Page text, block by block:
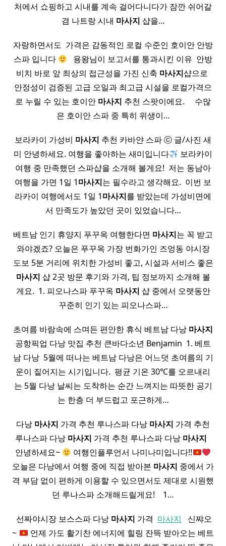
처에서 쇼핑하고 시내를 계속 걸어다니다가 잠깐 쉬어갈
겸 나트랑 시내 마사지 샵을…
자랑하면서도 ​ 가격은 감동적인 로컬 수준인 호이안 안방
스파 입니다
​ ​ 용왕님이 보고서를 통과시킨 이유 ​ 안방
비치 바로 앞 최상의 접근성을 가진 신축 마사지샵으로 ​
안정성이 검증된 고급 오일과 최고급 시설을 로컬가격으
로 누릴 수 있는 호이안 마사지 추천 스팟이에요. ​ ​ ​ ​ 수많
은 호이안 스파 중 특히 위생이…
보라카이 가성비 마사지 추천 카바얀 스파 ⓒ 글/사진 새
미 안녕하세요. 여행을 좋아하는 새미입니다
보라카이
여행 중 만족했던 스파샵을 소개해 볼게요! ​ 저는 동남아
여행을 가면 1일 1마사지는 필수라고 생각해요. ​ 이번 보
라카이 여행에서도 1일 1마사지를 받았는데 가성비면에
서 만족도가 높았던 곳이 있었습니다…
베트남 인기 휴양지 푸꾸옥 여행한다면 마사지는 꼭 받고
와야겠죠? 오늘은 푸꾸옥 가장 번화가인 즈엉동 야시장
도보 5분 거리에 위치한 가성비 좋고, 시설과 서비스 좋은
마사지 샵 2곳 방문 후기와 가격, 팁 정보까지 소개해 볼
게요. ​ 1. 피오나스파 푸꾸옥 마사지 샵 중에서 오랫동안
꾸준히 인기 있는 피오나스파…
초여름 바람속에 스며든 편안한 휴식 베트남 다낭 마사지
공항픽업 다낭 맛집 추천 큰바다소년 Benjamin ​ 1. 베트
남 다낭 ​ 5월에 떠나는 베트남 다낭은 어느덧 초여름의 기
운이 짙어지는 시기입니다. ​ 평균 기온 30℃를 오르내리
는 5월 다낭 날씨는 도착하는 순간 느껴지는 따뜻한 공기
는 한층 더 부드럽고 포근하게…
다낭 마사지 가격 추천 루나스파 다낭 마사지 가격 추천
루나스파 다낭 마사지 가격 추천 루나스파 다낭 마사지
안녕하세요~
여행인플루언서 나미나미입니다!!
오늘은 다낭에서 여행 중에 직접 받아본 마사지 중에서 가
격 부담 없이 편하게 이용할 수 있으면서도 제대로 시원했
던 루나스파 소개해드릴게요! ​ ​ ​ 1…
​ 선짜야시장 보스스파 다낭 마사지 가격 ​ 마사지 ​ ​ 신쨔오
~
언제 가도 활기찬 에너지에 힐링 잔뜩 받아오는 베트